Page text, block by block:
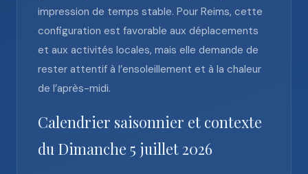
impression de temps stable. Pour Reims, cette
configuration est favorable aux déplacements
et aux activités locales, mais elle demande de
rester attentif à l’ensoleillement et à la chaleur
de l’après-midi.
Calendrier saisonnier et contexte
du Dimanche 5 juillet 2026